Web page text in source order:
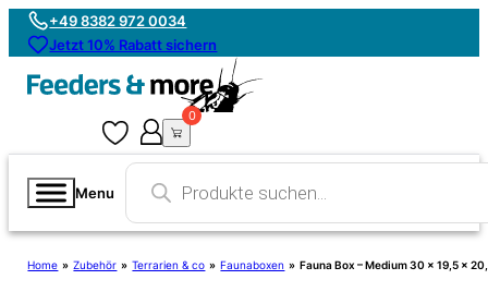
+49 8382 972 0034
Jetzt 10% Rabatt sichern
0
Menu
Products
search
Home » Zubehör » Terrarien & co » Faunaboxen » Fauna Box – Medium 30 x 19,5 x